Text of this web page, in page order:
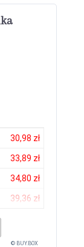
30,98 zł
33,89 zł
34,80 zł
39,36 zł
© BUY.BOX